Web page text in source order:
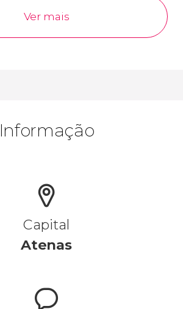
Ver mais
Informação
Capital
Atenas